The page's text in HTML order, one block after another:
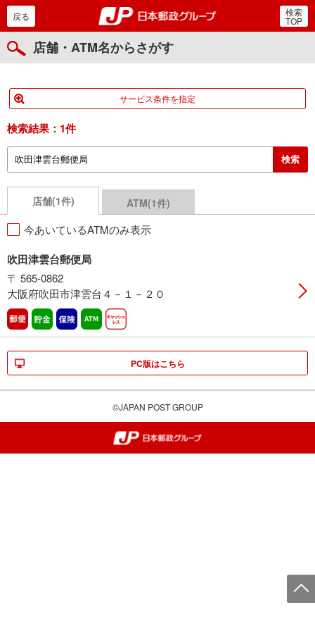
郵便局・日本郵政グルー
戻る 検索
TOP
店舗・ATM名からさがす
サービス条件を指定
検索結果： 1件
店舗(1件) ATM(1件)
今あいているATMのみ表示
吹田津雲台郵便局
〒 565-0862
大阪府吹田市津雲台４－１－２０
郵便 貯金 保険 ATM営業中
PC版はこちら
©JAPAN POST GROUP